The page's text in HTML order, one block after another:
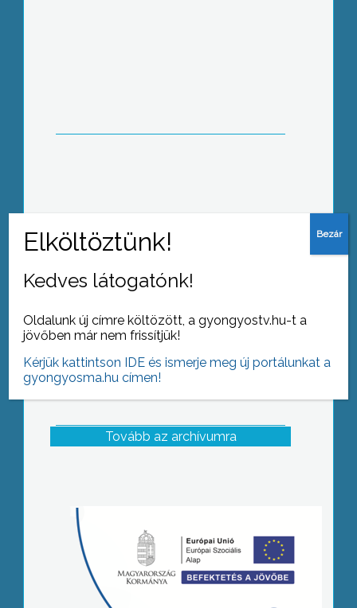
nyilvánította október 1-jét a Zene
Tovább az archívumra
Kedves látogatónk!
Oldalunk új címre költözött, a gyongyostv.hu-t a
jövőben már nem frissítjük!
Kérjük kattintson IDE és ismerje meg új portálunkat a
gyongyosma.hu címen!